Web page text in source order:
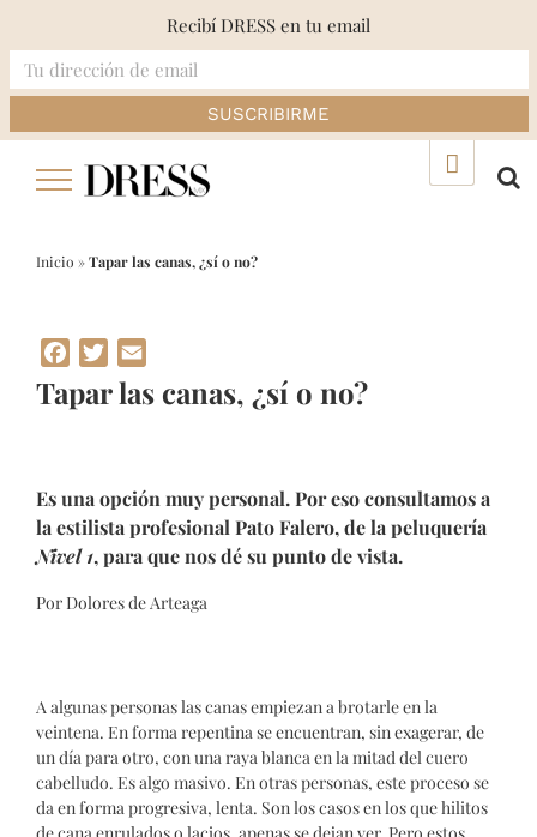
Inicio »Tapar las canas, ¿sí o no?
Facebook
Twitter
Tapar las canas, ¿sí o no?
Es una opción muy personal. Por eso consultamos a
la estilista profesional Pato Falero, de la peluquería
Nivel 1, para que nos dé su punto de vista.
Por Dolores de Arteaga
A algunas personas las canas empiezan a brotarle en la
veintena. En forma repentina se encuentran, sin exagerar, de
un día para otro, con una raya blanca en la mitad del cuero
cabelludo. Es algo masivo. En otras personas, este proceso se
da en forma progresiva, lenta. Son los casos en los que hilitos
Recibí DRESS en tu email